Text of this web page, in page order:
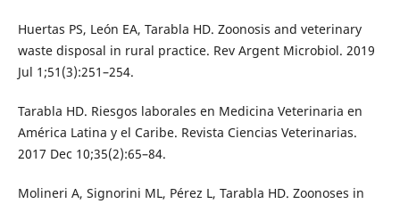
Huertas PS, León EA, Tarabla HD. Zoonosis and veterinary
waste disposal in rural practice. Rev Argent Microbiol. 2019
Jul 1;51(3):251–254.
Tarabla HD. Riesgos laborales en Medicina Veterinaria en
América Latina y el Caribe. Revista Ciencias Veterinarias.
2017 Dec 10;35(2):65–84.
Molineri A, Signorini ML, Pérez L, Tarabla HD. Zoonoses in